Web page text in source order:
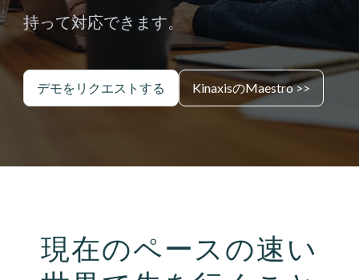
持って対応できます。
デモをリクエストする KinaxisのMaestro >>
現在のペースの速い